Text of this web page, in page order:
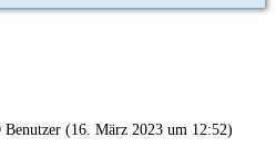
Benutzer (16. März 2023 um 12:52)